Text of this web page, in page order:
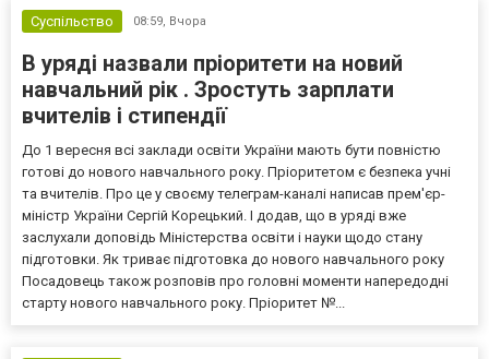
Суспільство 08:59, Вчора
В уряді назвали пріоритети на новий
навчальний рік . Зростуть зарплати
вчителів і стипендії
До 1 вересня всі заклади освіти України мають бути повністю
готові до нового навчального року. Пріоритетом є безпека учні
та вчителів. Про це у своєму телеграм-каналі написав прем'єр-
міністр України Сергій Корецький. І додав, що в уряді вже
заслухали доповідь Міністерства освіти і науки щодо стану
підготовки. Як триває підготовка до нового навчального року
Посадовець також розповів про головні моменти напередодні
старту нового навчального року. Пріоритет №...